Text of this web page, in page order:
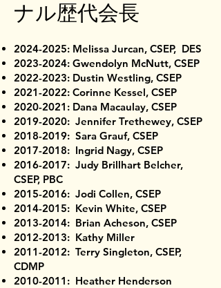
ナル歴代会長
2024-2025: Melissa Jurcan, CSEP, DES
2023-2024: Gwendolyn McNutt, CSEP
2022-2023: Dustin Westling, CSEP
2021-2022: Corinne Kessel, CSEP
2020-2021 : Dana Macaulay, CSEP
2019-2020: Jennifer Trethewey, CSEP
2018-2019: Sara Grauf, CSEP
2017-2018: Ingrid Nagy, CSEP
2016-2017: Judy Brillhart Belcher,
CSEP, PBC
2015-2016: Jodi Collen, CSEP
2014-2015: Kevin White, CSEP
2013-2014: Brian Acheson, CSEP
2012-2013: Kathy Miller
2011-2012: Terry Singleton, CSEP,
CDMP
2010-2011 : Heather Henderson